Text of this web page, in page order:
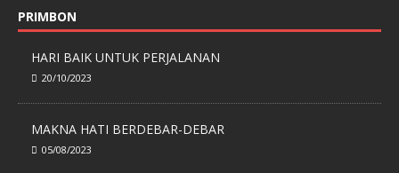
PRIMBON
HARI BAIK UNTUK PERJALANAN
20/10/2023
MAKNA HATI BERDEBAR-DEBAR
05/08/2023